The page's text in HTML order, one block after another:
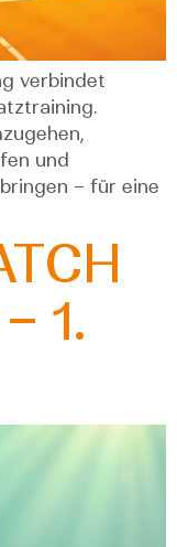
verbindet
und
– für eine
1.